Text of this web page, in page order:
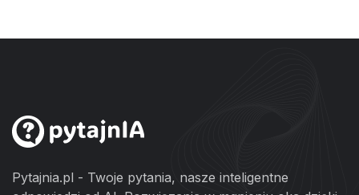
Pytajnia.pl - Twoje pytania, nasze inteligentne